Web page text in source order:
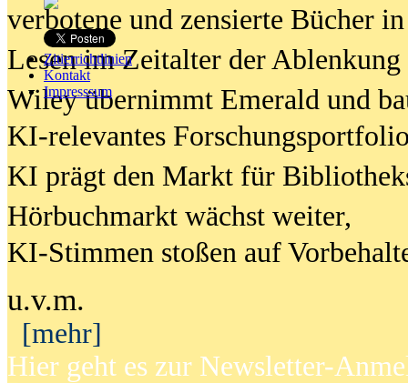
Zitierrichtlinien
Kontakt
Impresssum
verbotene und zensierte Bücher
Lesen im Zeitalter der Ablenkung
Wiley übernimmt Emerald und
KI-relevantes
KI prägt den Markt für
Hörbuchmarkt wächst weiter,
KI-Stimmen stoßen auf
u.v.m.
[mehr]
Hier geht es zur Newsletter-